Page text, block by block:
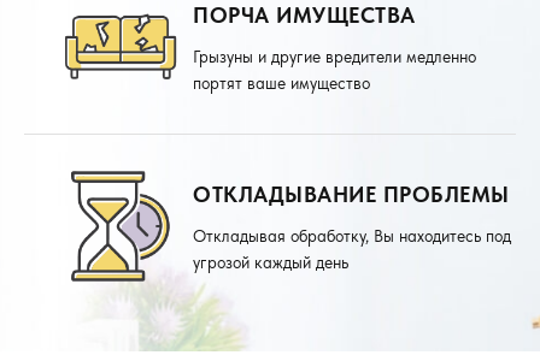
ПОРЧА ИМУЩЕСТВА
Грызуны и другие вредители медленно
портят ваше имущество
ОТКЛАДЫВАНИЕ ПРОБЛЕМЫ
Откладывая обработку, Вы находитесь под
угрозой каждый день